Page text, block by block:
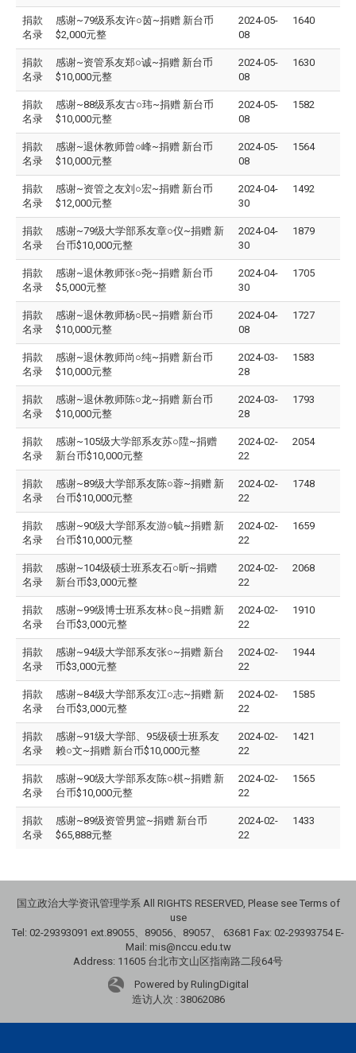
捐款
名录
感谢~79级系友许○茵~捐赠 新台币
$2,000元整
2024-05-
08
1640
捐款
名录
感谢~资管系友郑○诚~捐赠 新台币
$10,000元整
2024-05-
08
1630
捐款
名录
感谢~88级系友古○玮~捐赠 新台币
$10,000元整
2024-05-
08
1582
捐款
名录
感谢~退休教师曾○峰~捐赠 新台币
$10,000元整
2024-05-
08
1564
捐款
名录
感谢~资管之友刘○宏~捐赠 新台币
$12,000元整
2024-04-
30
1492
捐款
名录
感谢~79级大学部系友章○仪~捐赠 新
台币$10,000元整
2024-04-
30
1879
捐款
名录
感谢~退休教师张○尧~捐赠 新台币
$5,000元整
2024-04-
30
1705
捐款
名录
感谢~退休教师杨○民~捐赠 新台币
$10,000元整
2024-04-
08
1727
捐款
名录
感谢~退休教师尚○纯~捐赠 新台币
$10,000元整
2024-03-
28
1583
捐款
名录
感谢~退休教师陈○龙~捐赠 新台币
$10,000元整
2024-03-
28
1793
捐款
名录
感谢~105级大学部系友苏○陞~捐赠
新台币$10,000元整
2024-02-
22
2054
捐款
名录
感谢~89级大学部系友陈○蓉~捐赠 新
台币$10,000元整
2024-02-
22
1748
捐款
名录
感谢~90级大学部系友游○毓~捐赠 新
台币$10,000元整
2024-02-
22
1659
捐款
名录
感谢~104级硕士班系友石○昕~捐赠
新台币$3,000元整
2024-02-
22
2068
捐款
名录
感谢~99级博士班系友林○良~捐赠 新
台币$3,000元整
2024-02-
22
1910
捐款
名录
感谢~94级大学部系友张○~捐赠 新台
币$3,000元整
2024-02-
22
1944
捐款
名录
感谢~84级大学部系友江○志~捐赠 新
台币$3,000元整
2024-02-
22
1585
捐款
名录
感谢~91级大学部、95级硕士班系友
赖○文~捐赠 新台币$10,000元整
2024-02-
22
1421
捐款
名录
感谢~90级大学部系友陈○棋~捐赠 新
台币$10,000元整
2024-02-
22
1565
捐款
名录
感谢~89级资管男篮~捐赠 新台币
$65,888元整
2024-02-
22
1433
国立政治大学资讯管理学系 All RIGHTS RESERVED, Please see Terms of
use
Tel: 02-29393091 ext.89055、89056、89057、
63681 Fax: 02-29393754 E-
Mail: mis@nccu.edu.tw
Address: 11605 台北市文山区指南路二段64号
Powered by RulingDigital
造访人次 : 38062086